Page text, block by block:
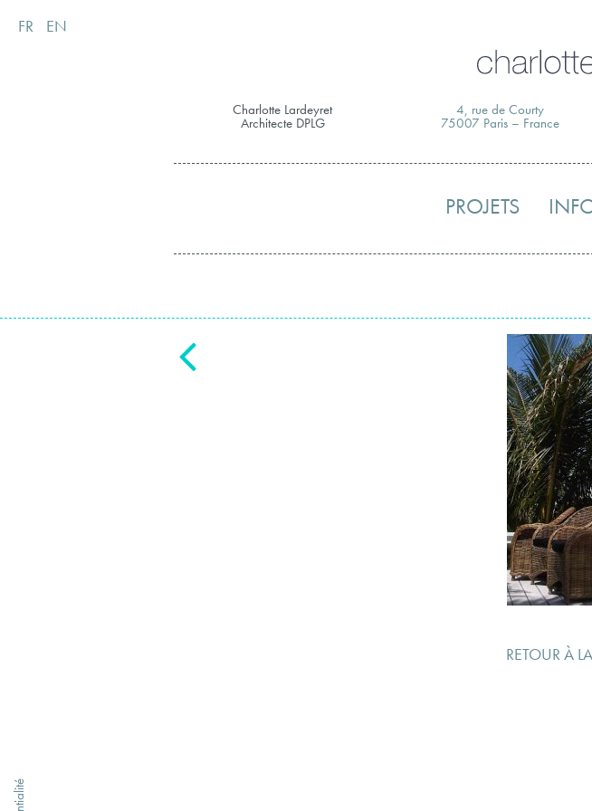
FR EN
Charlotte Lardeyret
Architecte DPLG
4, rue de Courty
75007 Paris – France
PROJETS
RETOUR À